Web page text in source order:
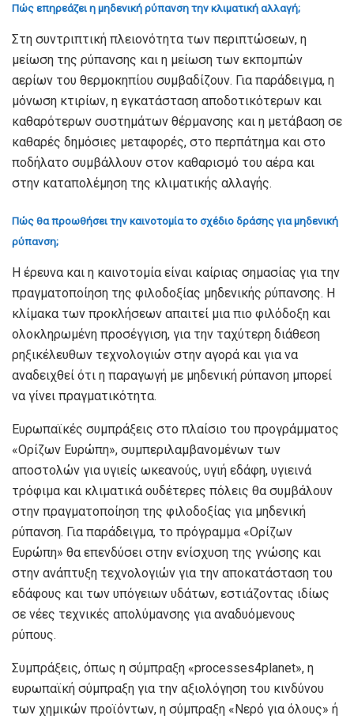
Πώς επηρεάζει η μηδενική ρύπανση την κλιματική αλλαγή;
Στη συντριπτική πλειονότητα των περιπτώσεων, η
μείωση της ρύπανσης και η μείωση των εκπομπών
αερίων του θερμοκηπίου συμβαδίζουν. Για παράδειγμα, η
μόνωση κτιρίων, η εγκατάσταση αποδοτικότερων και
καθαρότερων συστημάτων θέρμανσης και η μετάβαση σε
καθαρές δημόσιες μεταφορές, στο περπάτημα και στο
ποδήλατο συμβάλλουν στον καθαρισμό του αέρα και
στην καταπολέμηση της κλιματικής αλλαγής.
Πώς θα προωθήσει την καινοτομία το σχέδιο δράσης για μηδενική
ρύπανση;
Η έρευνα και η καινοτομία είναι καίριας σημασίας για την
πραγματοποίηση της φιλοδοξίας μηδενικής ρύπανσης. Η
κλίμακα των προκλήσεων απαιτεί μια πιο φιλόδοξη και
ολοκληρωμένη προσέγγιση, για την ταχύτερη διάθεση
ρηξικέλευθων τεχνολογιών στην αγορά και για να
αναδειχθεί ότι η παραγωγή με μηδενική ρύπανση μπορεί
να γίνει πραγματικότητα.
Ευρωπαϊκές συμπράξεις στο πλαίσιο του προγράμματος
«Ορίζων Ευρώπη», συμπεριλαμβανομένων των
αποστολών για υγιείς ωκεανούς, υγιή εδάφη, υγιεινά
τρόφιμα και κλιματικά ουδέτερες πόλεις θα συμβάλουν
στην πραγματοποίηση της φιλοδοξίας για μηδενική
ρύπανση. Για παράδειγμα, το πρόγραμμα «Ορίζων
Ευρώπη» θα επενδύσει στην ενίσχυση της γνώσης και
στην ανάπτυξη τεχνολογιών για την αποκατάσταση του
εδάφους και των υπόγειων υδάτων, εστιάζοντας ιδίως
σε νέες τεχνικές απολύμανσης για αναδυόμενους
ρύπους.
Συμπράξεις, όπως η σύμπραξη «processes4planet», η
ευρωπαϊκή σύμπραξη για την αξιολόγηση του κινδύνου
των χημικών προϊόντων, η σύμπραξη «Νερό για όλους» ή